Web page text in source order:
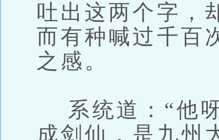
吐出这两个字，
而有种喊过千百
之感。
系统道：“他
成剑仙，是九州